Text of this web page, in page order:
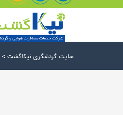
سایت گردشگری نیکاگشت >